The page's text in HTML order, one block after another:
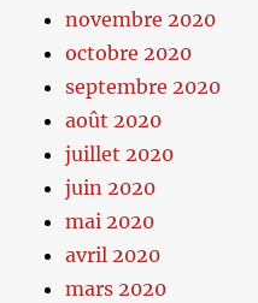
novembre 2020
octobre 2020
septembre 2020
août 2020
juillet 2020
juin 2020
mai 2020
avril 2020
mars 2020